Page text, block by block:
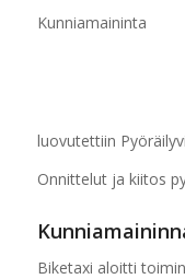
Kunniamaininta
luovutettiin
Onnittelut ja kiitos
Biketaxi aloitti